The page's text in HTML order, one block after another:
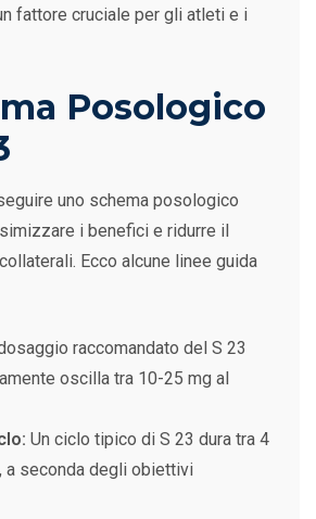
fattore cruciale per gli atleti e i
Posologico
uno schema posologico
i benefici e ridurre il
Ecco alcune linee guida
raccomandato del S 23
oscilla tra 10-25 mg al
Un ciclo tipico di S 23 dura tra 4
a seconda degli obiettivi